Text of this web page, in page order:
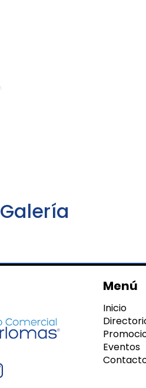
Galería
Menú
Inicio
Eventos